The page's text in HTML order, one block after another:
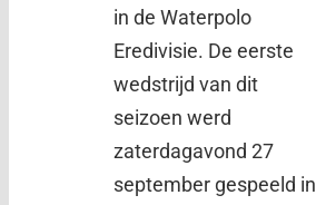
in de Waterpolo
Eredivisie. De eerste
wedstrijd van dit
seizoen werd
zaterdagavond 27
september gespeeld in